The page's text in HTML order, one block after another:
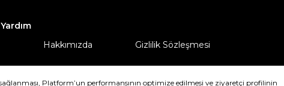
Yardım
Hakkımızda Gizlilik Sözleşmesi